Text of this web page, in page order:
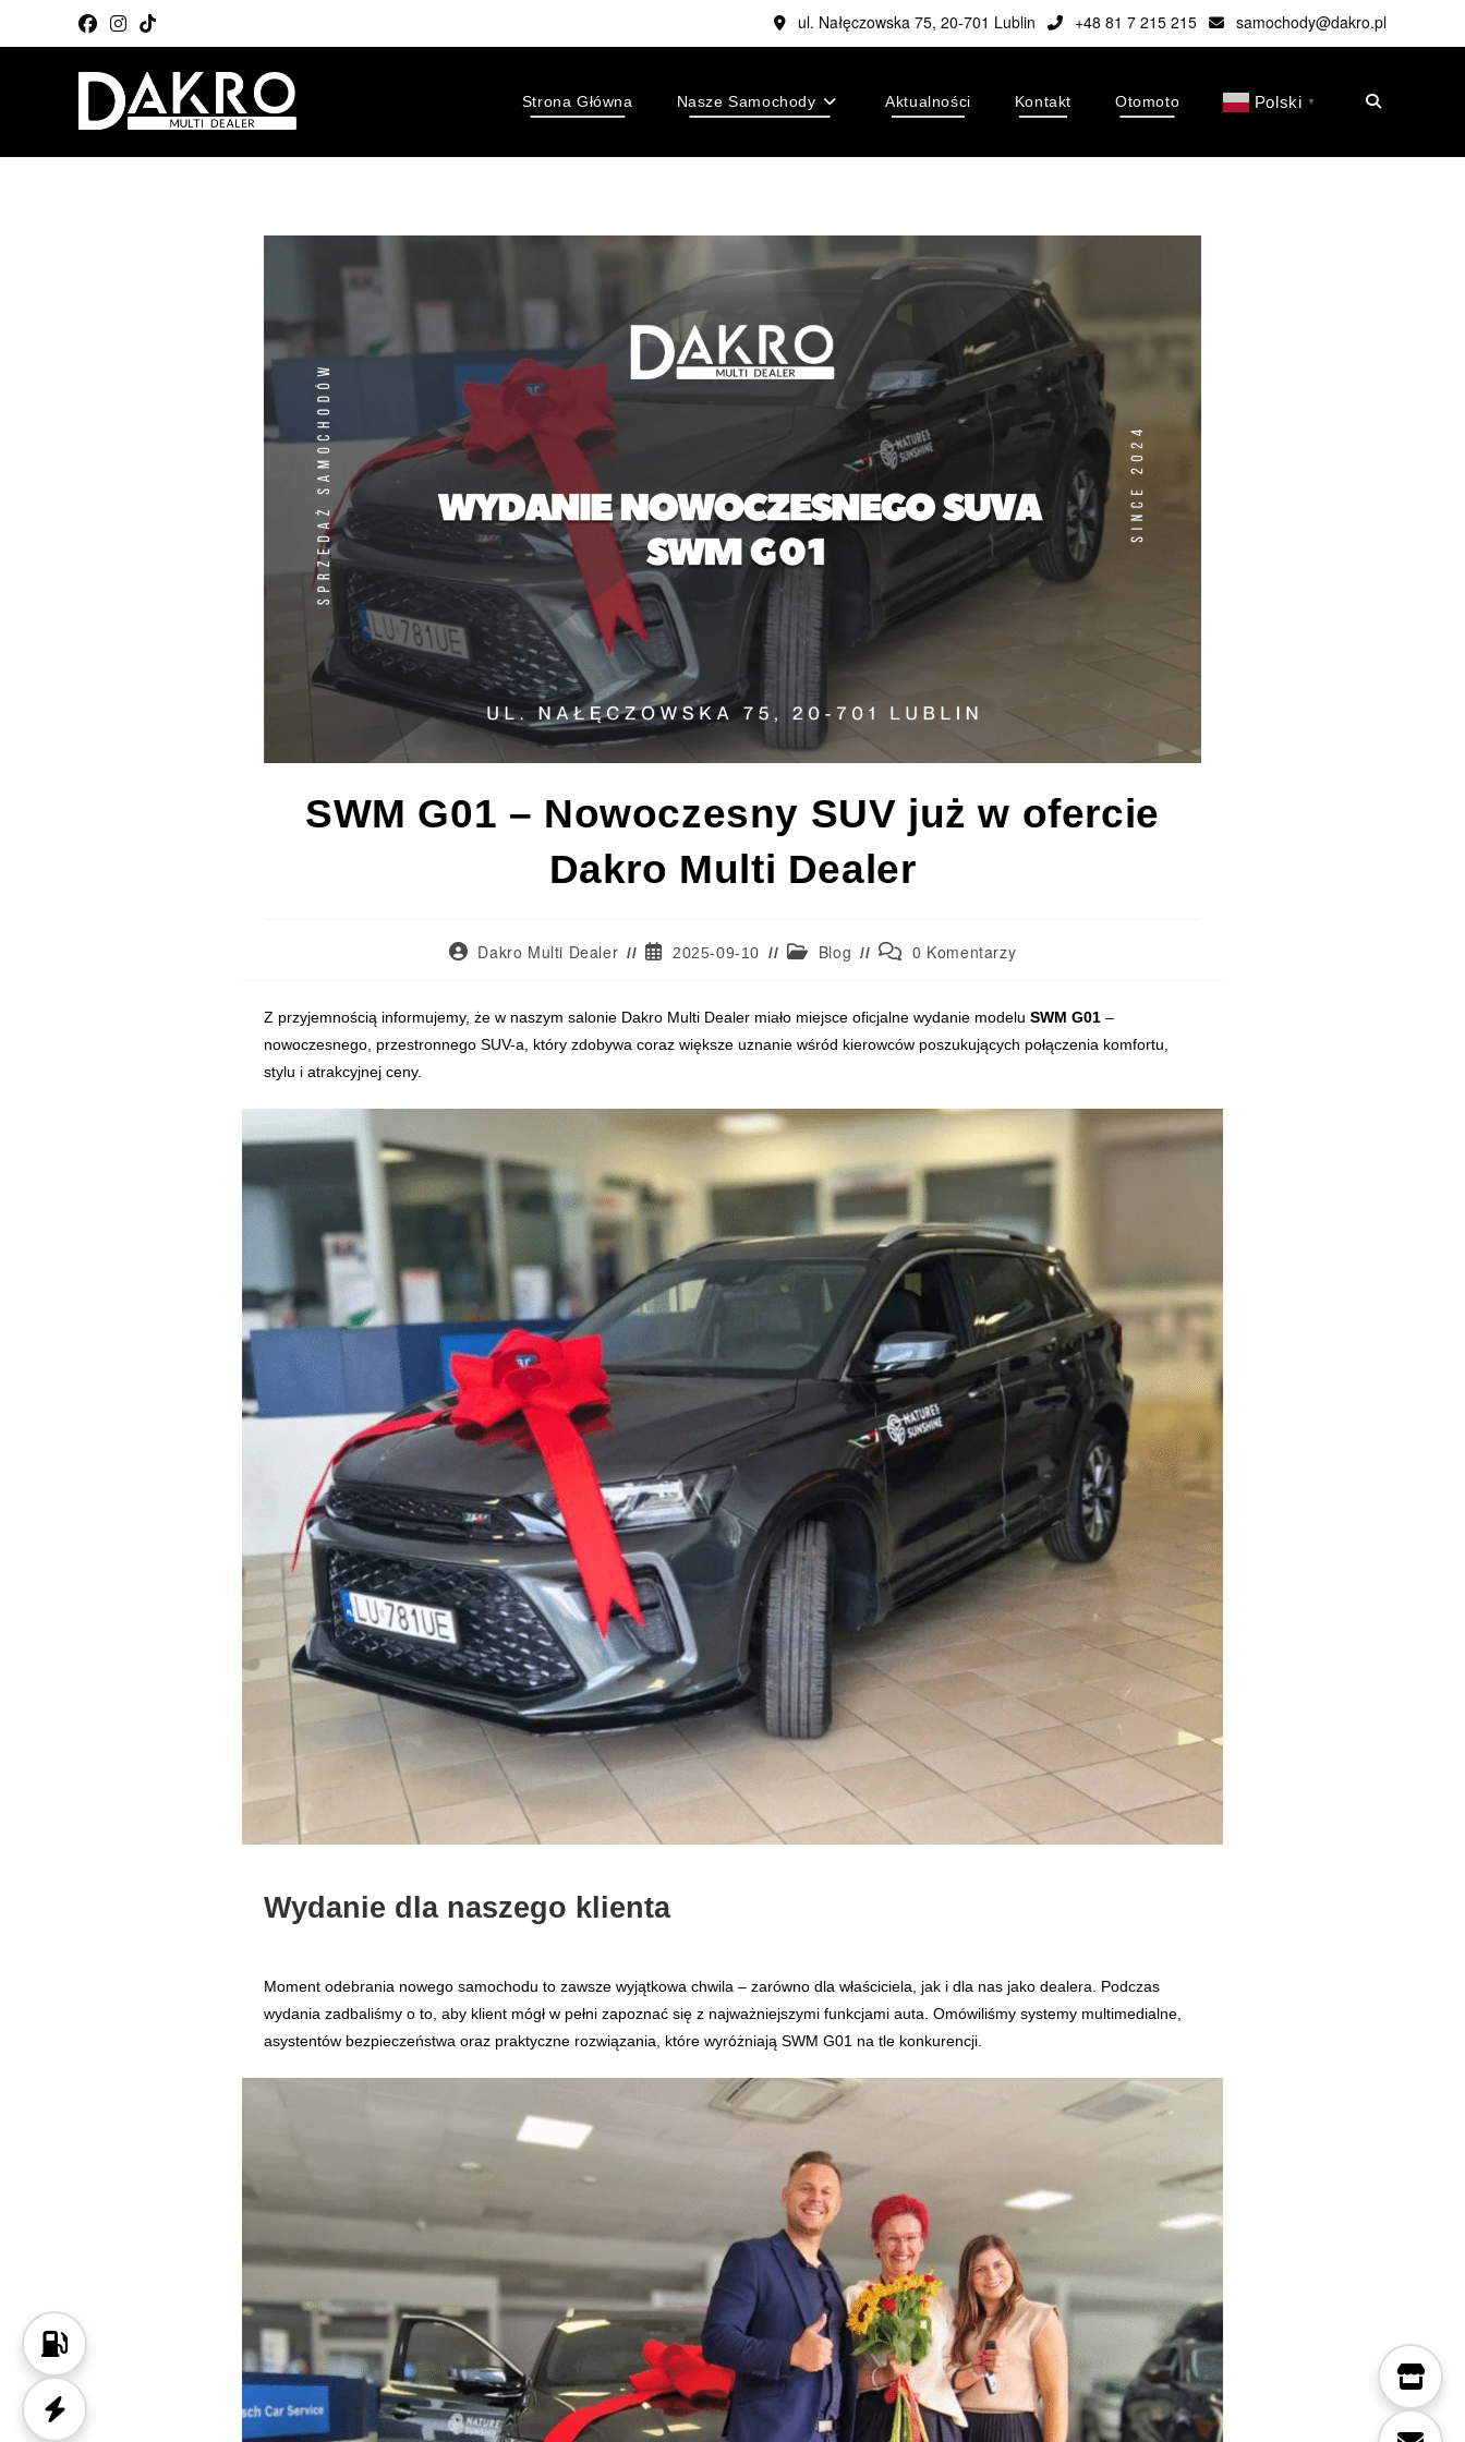
ul. Nałęczowska 75, 20-701 Lublin +48 81 7 215 215 samochody@dakro.pl
Strona Główna Nasze Samochody Aktualności Kontakt Otomoto Polski ▼
SWM G01 – Nowoczesny SUV już w ofercie
Dakro Multi Dealer
Dakro Multi Dealer 2025-09-10 Blog 0 Komentarzy
SWM G01 to nowoczesny, przestronny SUV, który zadebiutował w ofercie salonu Dakro Multi Dealer. Model został stworzony z myślą o kierowcach szukających połączenia komfortu, stylu oraz atrakcyjnej
Z przyjemnością informujemy, że w naszym salonie Dakro Multi Dealer miało miejsce oficjalne wydanie modelu SWM G01 –
nowoczesnego, przestronnego SUV-a, który zdobywa coraz większe uznanie wśród kierowców poszukujących połączenia komfortu,
stylu i atrakcyjnej ceny.
Wydanie dla naszego klienta
Moment odebrania nowego samochodu to zawsze wyjątkowa chwila – zarówno dla właściciela, jak i dla nas jako dealera. Podczas
wydania zadbaliśmy o to, aby klient mógł w pełni zapoznać się z najważniejszymi funkcjami auta. Omówiliśmy systemy multimedialne,
asystentów bezpieczeństwa oraz praktyczne rozwiązania, które wyróżniają SWM G01 na tle konkurencji.